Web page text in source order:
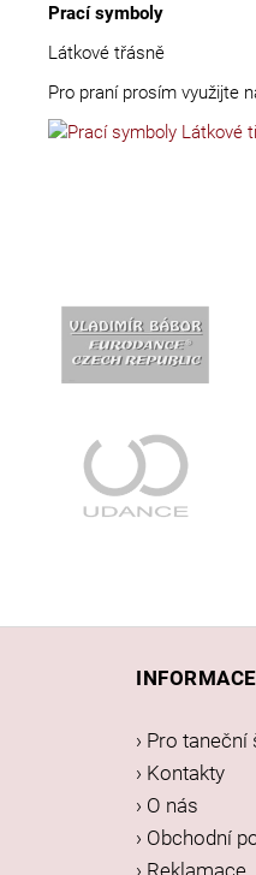
Prací symboly
Látkové třásně
Pro praní prosím využijte
› Pro taneční
› Kontakty
› O nás
› Obchodní